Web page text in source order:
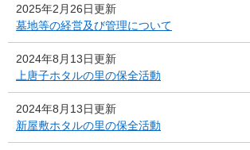
2025年2月26日更新
墓地等の経営及び管理について
2024年8月13日更新
上唐子ホタルの里の保全活動
2024年8月13日更新
新屋敷ホタルの里の保全活動